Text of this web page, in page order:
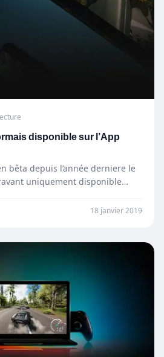
disponible sur l’App
bêta depuis l’année derniere le
uniquement disponible
18 janvier 2019